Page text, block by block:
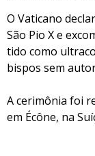
O Vaticano
São Pio X e
tido como
bispos sem
A cerimônia foi
em Écône, na